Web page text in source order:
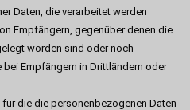
Daten, die verarbeitet werden
Empfängern, gegenüber denen die
worden sind oder noch
Empfängern in Drittländern oder
die die personenbezogenen Daten